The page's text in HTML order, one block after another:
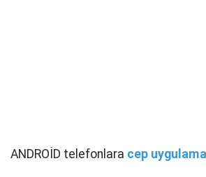
ANDROİD telefonlara cep